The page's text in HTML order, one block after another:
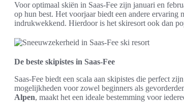
Voor optimaal skiën in Saas-Fee zijn januari en
op hun best. Het voorjaar biedt een andere
indrukwekkend. Hierdoor is het skiresort ook dan
De beste skipistes in Saas-Fee
Saas-Fee biedt een scala aan skipistes die perfect
mogelijkheden voor zowel beginners als
Alpen, maakt het een ideale bestemming voor